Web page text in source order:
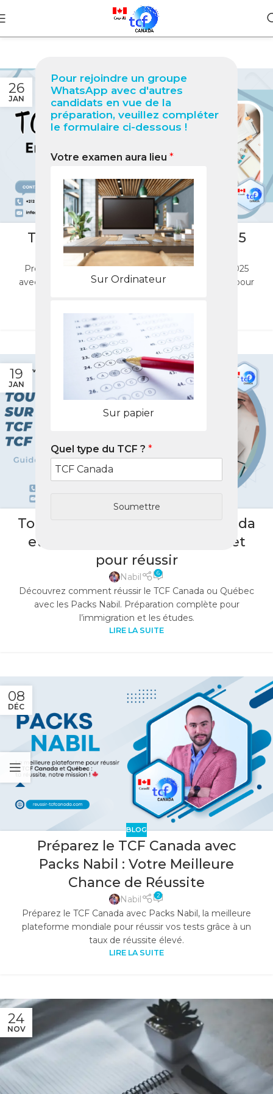
Pour rejoindre un groupe
WhatsApp avec d'autres
candidats en vue de la
préparation, veuillez compléter
le formulaire ci-dessous !
Votre examen aura lieu *
Sur Ordinateur
Sur papier
Quel type du TCF ? *
Soumettre
26
JAN
TCF Canada Entraînement 2025
Nabil 20
Préparez-vous efficacement au TCF Canada en 2025
avec les Packs Nabil. Optimisez vos compétences pour
19
JAN
BLOG
Tout savoir sur le TCF, TCF Canada
et TCF Québec : Guide complet
pour réussir
Nabil 6
Découvrez comment réussir le TCF Canada ou Québec
avec les Packs Nabil. Préparation complète pour
l’immigration et les études.
LIRE LA SUITE
08
DÉC
BLOG
Préparez le TCF Canada avec
Packs Nabil : Votre Meilleure
Chance de Réussite
Nabil 2
Préparez le TCF Canada avec Packs Nabil, la meilleure
plateforme mondiale pour réussir vos tests grâce à un
taux de réussite élevé.
LIRE LA SUITE
24
NOV